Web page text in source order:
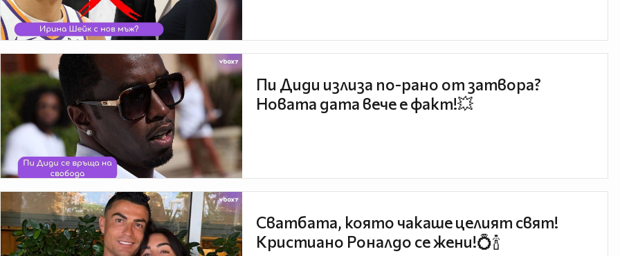
Пи Диди излиза по-рано от затвора?
Новата дата вече е факт!💥
Сватбата, която чакаше целият свят!
Кристиано Роналдо се жени!💍🍾